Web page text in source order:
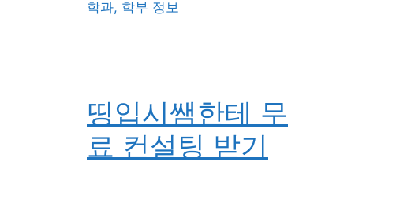
학과, 학부 정보
띵입시쌤한테 무
료 컨설팅 받기